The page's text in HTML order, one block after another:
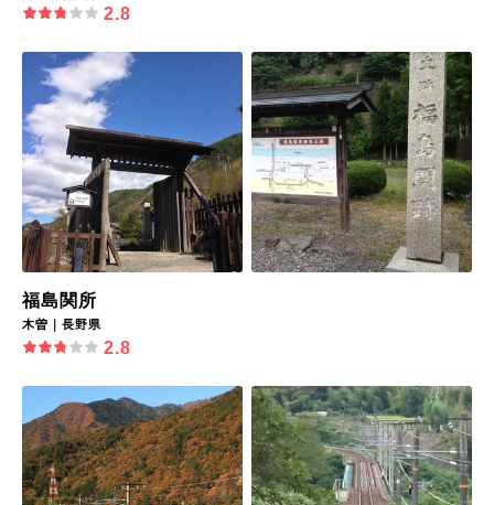
2.8
福島関所
木曽｜長野県
2.8